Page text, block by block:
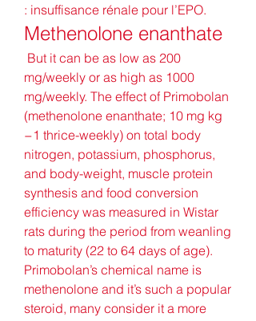
: insuffisance rénale pour l’EPO.
Methenolone enanthate
mg/weekly or as high as 1000
mg/weekly. The effect of Primobolan
(methenolone enanthate; 10 mg kg
−1 thrice-weekly) on total body
nitrogen, potassium, phosphorus,
and body-weight, muscle protein
synthesis and food conversion
efficiency was measured in Wistar
rats during the period from weanling
to maturity (22 to 64 days of age).
Primobolan’s chemical name is
methenolone and it’s such a popular
steroid, many consider it a more